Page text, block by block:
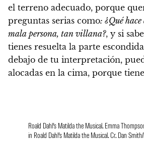
el terreno adecuado, porque
preguntas serias como: ¿Qué
mala persona, tan villana?, y si
tienes resuelta la parte
debajo de tu interpretación,
alocadas en la cima, porque
Roald Dahl’s Matilda the Musical. Emma
in Roald Dahl’s Matilda the Musical. Cr. Dan